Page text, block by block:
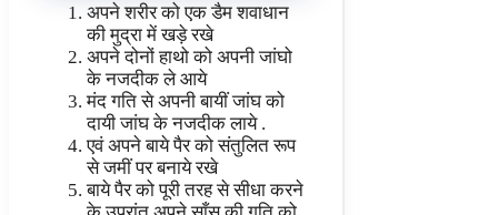
अपने शरीर को एक डैम शवाधान
की मुद्रा में खड़े रखे
अपने दोनों हाथो को अपनी जांघो
के नजदीक ले आये
मंद गति से अपनी बायीं जांघ को
दायी जांघ के नजदीक लाये .
एवं अपने बाये पैर को संतुलित रूप
से जमीं पर बनाये रखे
बाये पैर को पूरी तरह से सीधा करने